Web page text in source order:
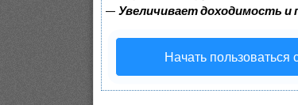
— Увеличивает доходимость
Начать пользоваться